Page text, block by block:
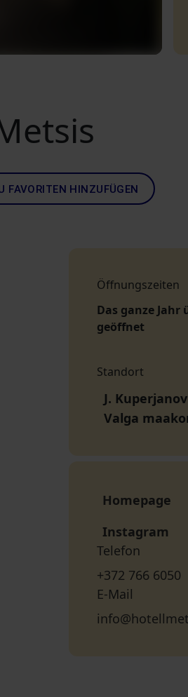
FAVORITEN HINZUFÜGEN
Öffnungszeiten
Das ganze Jahr
geöffnet
Standort
J.
Valga
Homepage
Instagram
Telefon
+372 766 6050
E-Mail